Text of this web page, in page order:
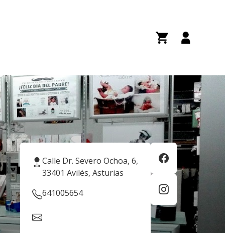
Calle Dr. Severo Ochoa, 6,
33401 Avilés, Asturias
641005654